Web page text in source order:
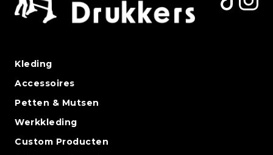
Kleding
Accessoires
Petten & Mutsen
Werkkleding
Custom Producten